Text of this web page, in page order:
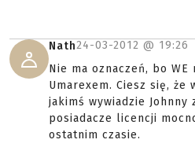
Nath24-03-2012 @ 19:26
Nie ma oznaczeń, bo WE
Umarexem. Ciesz się, że
jakimś wywiadzie Johnny
posiadacze licencji
ostatnim czasie.